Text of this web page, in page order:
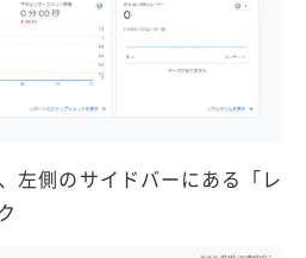
左側のサイドバーにある「レ